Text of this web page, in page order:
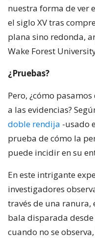
nuestra forma de ver
el siglo XV tras
plana sino redonda,
Wake Forest
¿Pruebas?
Pero, ¿cómo
a las evidencias?
doble rendija -usado
prueba de cómo la
puede incidir en su
En este intrigante
investigadores
través de una ranura,
bala disparada
cuando no se